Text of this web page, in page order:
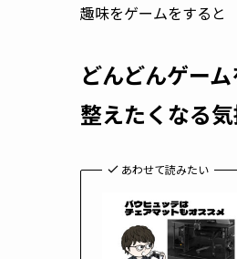
趣味をゲームをすると
どんどんゲー
整えたくなる
あわせて読みたい